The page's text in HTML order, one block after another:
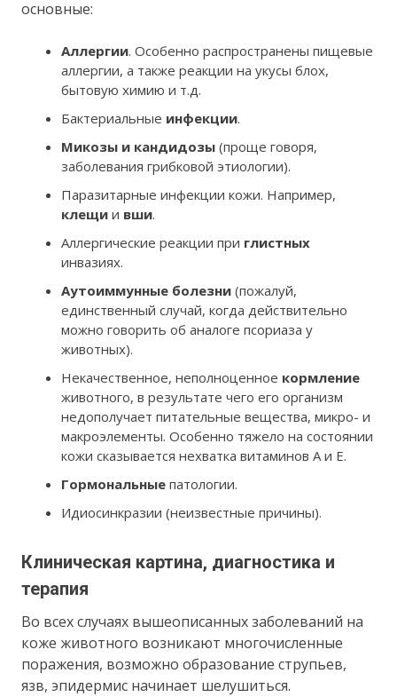
основные:
Аллергии. Особенно распространены пищевые
аллергии, а также реакции на укусы блох,
бытовую химию и т.д.
Бактериальные инфекции.
Микозы и кандидозы (проще говоря,
заболевания грибковой этиологии).
Паразитарные инфекции кожи. Например,
клещи и вши.
Аллергические реакции при глистных
инвазиях.
Аутоиммунные болезни (пожалуй,
единственный случай, когда действительно
можно говорить об аналоге псориаза у
животных).
Некачественное, неполноценное кормление
животного, в результате чего его организм
недополучает питательные вещества, микро- и
макроэлементы. Особенно тяжело на состоянии
кожи сказывается нехватка витаминов А и Е.
Гормональные патологии.
Идиосинкразии (неизвестные причины).
Клиническая картина, диагностика и
терапия
Во всех случаях вышеописанных заболеваний на
коже животного возникают многочисленные
поражения, возможно образование струпьев,
язв, эпидермис начинает шелушиться.